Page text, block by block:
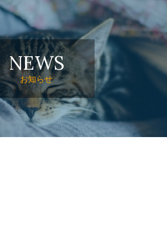
NEWS
お知らせ